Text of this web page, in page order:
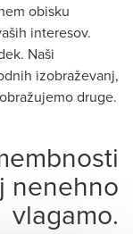
obisku
interesov.
Naši
izobraževanj,
druge.
nenehno
vlagamo.